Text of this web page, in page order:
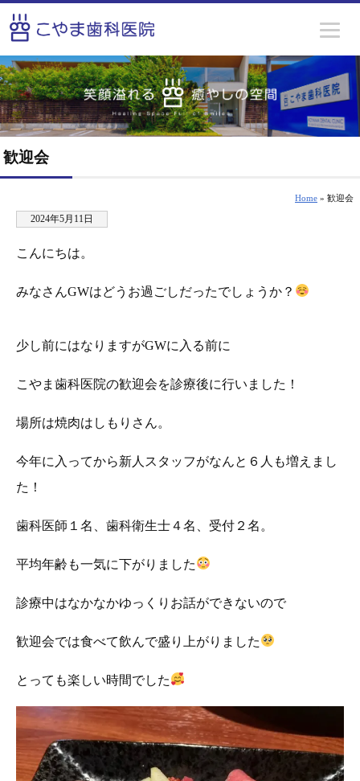
歓迎会
Home » 歓迎会
2024年5月11日
こんにちは。
みなさんGWはどうお過ごしだったでしょうか？
少し前にはなりますがGWに入る前に
こやま歯科医院の歓迎会を診療後に行いました！
場所は焼肉はしもりさん。
今年に入ってから新人スタッフがなんと６人も増えまし
た！
歯科医師１名、歯科衛生士４名、受付２名。
平均年齢も一気に下がりました
診療中はなかなかゆっくりお話ができないので
歓迎会では食べて飲んで盛り上がりました
とっても楽しい時間でした